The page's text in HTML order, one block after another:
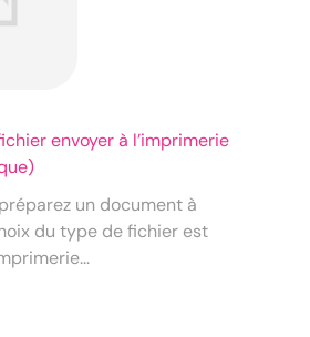
envoyer à l’imprimerie
un document à
du type de fichier est